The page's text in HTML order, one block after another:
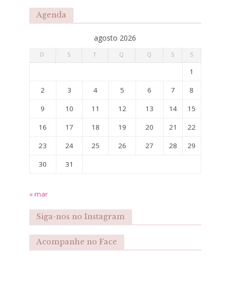
Agenda
agosto 2026
D S T Q Q S S
1
2
3 4 5 6 7
8
9
10 11 12 13 14
15
16
17 18 19 20 21
22
23
24 25 26 27 28
29
30
31
« mar
Siga-nos no Instagram
Acompanhe no Face